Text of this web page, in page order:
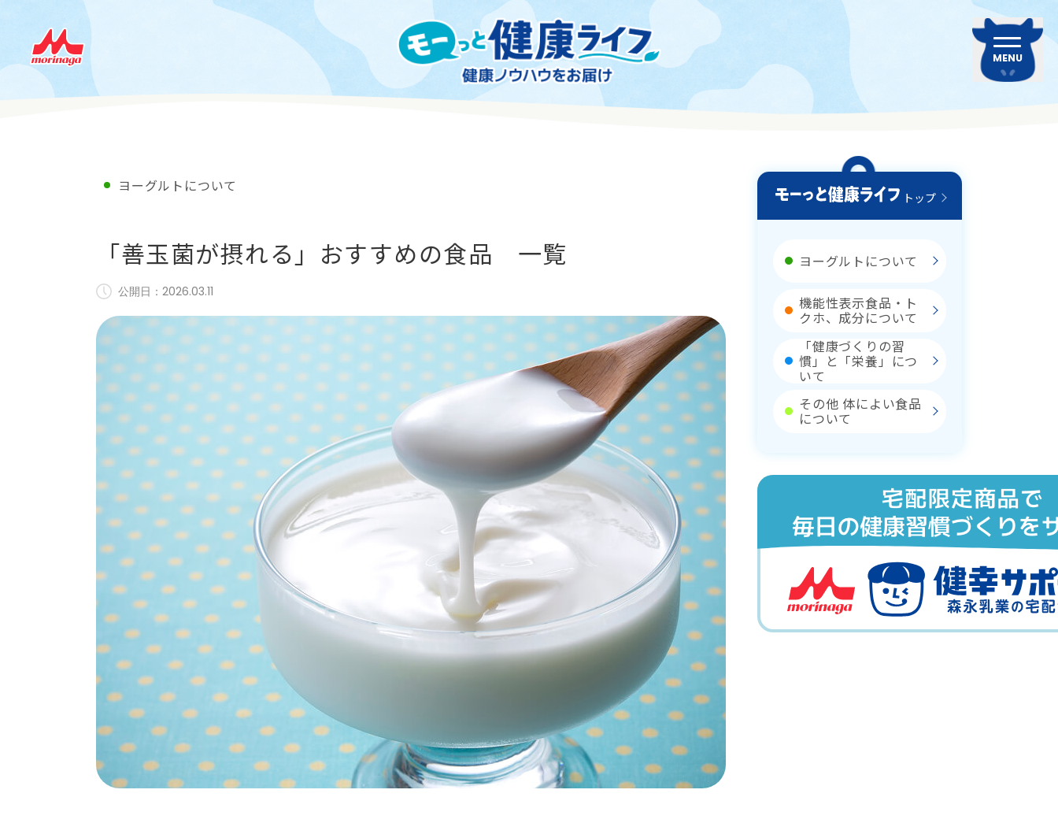
MENU
ヨーグルトについて
「善玉菌が摂れる」おすすめの食品 一覧
公開日： 2026.03.11
トップ
ヨーグルトについて
機能性表示食品・ト
クホ、成分について
「健康づくりの習
慣」と「栄養」につ
いて
その他 体によい食品
について